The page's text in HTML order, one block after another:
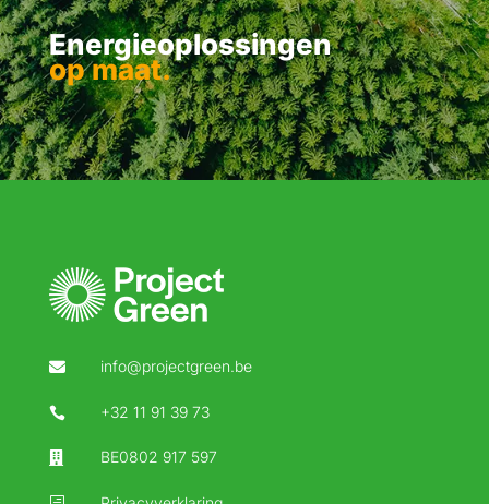
Energieoplossingen
op maat.
 info@projectgreen.be
 +32 11 91 39 73
 BE0802 917 597